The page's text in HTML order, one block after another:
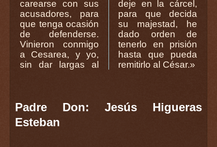
carearse con sus
acusadores, para
que tenga ocasión
de defenderse.
Vinieron conmigo
a Cesarea, y yo,
sin dar largas al
deje en la cárcel,
para que decida
su majestad, he
dado orden de
tenerlo en prisión
hasta que pueda
remitirlo al César.»
Padre Don: Jesús Higueras
Esteban